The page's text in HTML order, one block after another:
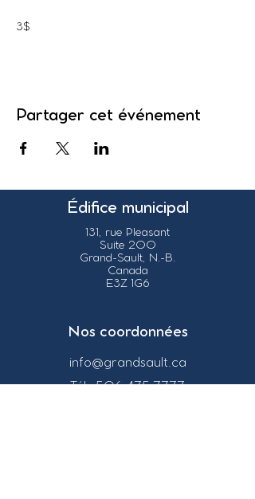
3$
Partager cet événement
Édifice municipal
131, rue Pleasant
Suite 200
Grand-Sault, N.-B.
Canada
E3Z 1G6
Nos coordonnées
info@grandsault.ca
Tél.:506.475.7777